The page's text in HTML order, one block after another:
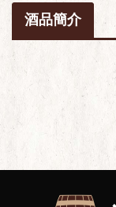
酒品簡介